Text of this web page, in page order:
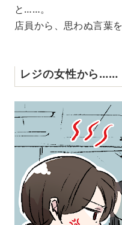
と……。
店員から、思わぬ言葉
レジの女性から……